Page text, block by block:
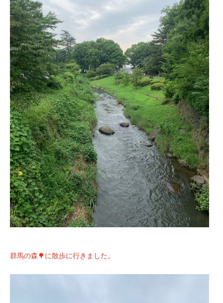
群馬の森🌳に散歩に行きました。